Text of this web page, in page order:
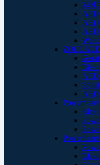
AED
AED
AED
ZOLL
AED
AED